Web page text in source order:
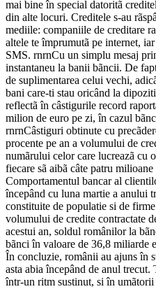
mai bine în special datoritã
din alte locuri. Creditele s-au
mediile: companiile de creditare
altele te împrumutã pe internet,
SMS. rnrnCu un simplu mesaj
instantaneu la banii bãncii. De
de suplimentarea celui vechi,
bani care-ti stau oricând la
reflectã în câstigurile record
milion de euro pe zi, în cazul
rnrnCâstiguri obtinute cu
procente pe an a volumului de
numãrului celor care lucreazã cu
fiecare sã aibã câte patru
Comportamentul bancar al
începând cu luna martie a anului
constituite de populatie si de
volumului de credite contractate
acestui an, soldul românilor la
bãnci în valoare de 36,8 miliarde
În concluzie, românii au ajuns în
asta abia începând de anul
într-un ritm sustinut, si în umãtorii